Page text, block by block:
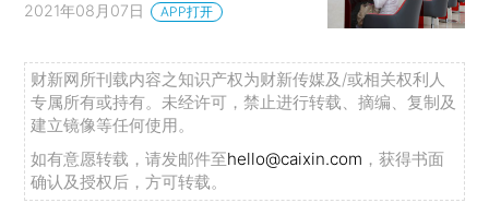
2021年08月07日 APP打开
财新网所刊载内容之知识产权为财新传媒及/或相关权利人
专属所有或持有。未经许可，禁止进行转载、摘编、复制及
建立镜像等任何使用。
如有意愿转载，请发邮件至hello@caixin.com ，获得书面
确认及授权后，方可转载。